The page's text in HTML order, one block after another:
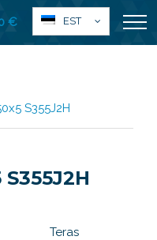
€ EST
S355J2H
S355J2H
Teras